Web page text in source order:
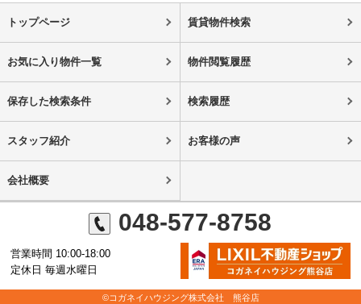
トップページ 賃貸物件検索
お気に入り物件一覧 物件閲覧履歴
保存した検索条件 検索履歴
スタッフ紹介 お客様の声
会社概要
048-577-8758
営業時間 10:00-18:00
定休日 毎週水曜日
©コガネイハウジング株式会社 熊谷店